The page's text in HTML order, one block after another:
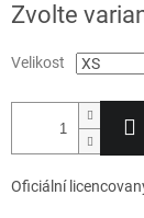
cena:
Zvolte
Velikost
Oficiální